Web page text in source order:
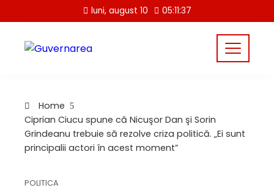
to
content
luni, august 10 05:11:37
Home
Ciprian Ciucu spune că Nicuşor Dan şi Sorin
Grindeanu trebuie să rezolve criza politică. „Ei sunt
principalii actori în acest moment”
POLITICA